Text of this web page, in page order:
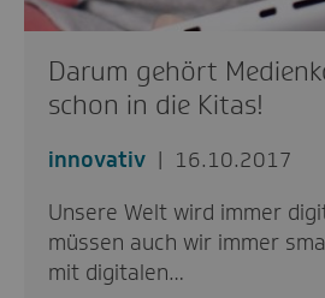
Darum gehört
schon in die Kitas!
innovativ
16.10.2017
Unsere Welt wird immer
müssen auch wir immer
mit digitalen…